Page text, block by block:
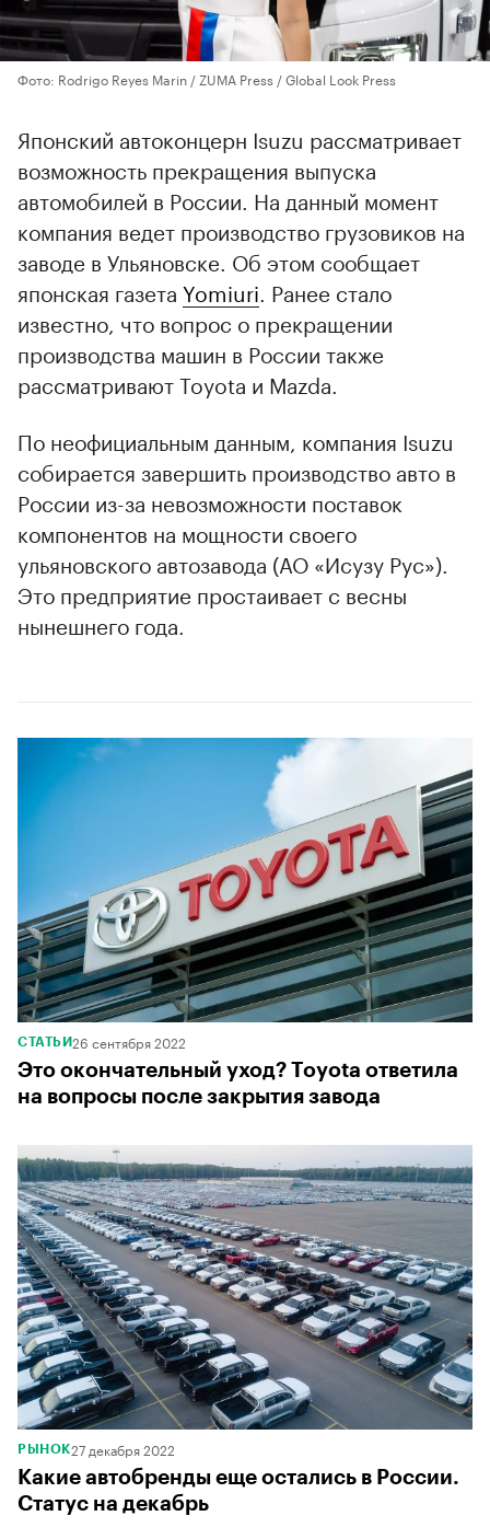
Фото: Rodrigo Reyes Marin / ZUMA Press / Global Look Press
Японский автоконцерн Isuzu рассматривает
возможность прекращения выпуска
автомобилей в России. На данный момент
компания ведет производство грузовиков на
заводе в Ульяновске. Об этом сообщает
японская газета Yomiuri. Ранее стало
известно, что вопрос о прекращении
производства машин в России также
рассматривают Toyota и Mazda.
По неофициальным данным, компания Isuzu
собирается завершить производство авто в
России из-за невозможности поставок
компонентов на мощности своего
ульяновского автозавода (АО «Исузу Рус»).
Это предприятие простаивает с весны
нынешнего года.
00:00 / 00:00
СТАТЬИ26 сентября 2022
Это окончательный уход? Toyota ответила
на вопросы после закрытия завода
РЫНОК27 декабря 2022
Какие автобренды еще остались в России.
Статус на декабрь